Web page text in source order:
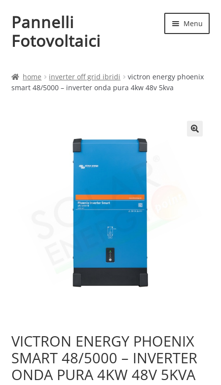
Vai
alla
navigazione
Vai
al
contenuto
Pannelli
Fotovoltaici
Menu
Cart
home inverter off grid ibridi
victron energy phoenix
smart 48/5000 – inverter onda pura 4kw 48v 5kva
VICTRON ENERGY PHOENIX
SMART 48/5000 – INVERTER
ONDA PURA 4KW 48V 5KVA